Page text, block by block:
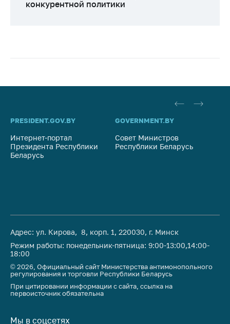
конкурентной политики
PRESIDENT.GOV.BY
Интернет-портал
Президента Республики
Беларусь
GOVERNMENT.BY
Совет Министров
Республики Беларусь
Адрес: ул. Кирова, 8, корп. 1, 220030, г. Минск
Режим работы: понедельник-пятница: 9:00-13:00,14:00-
18:00
© 2026, Официальный сайт Министерства антимонопольного
регулирования и торговли Республики Беларусь
При цитировании информации с сайта, ссылка на
первоисточник обязательна
Мы в соцсетях